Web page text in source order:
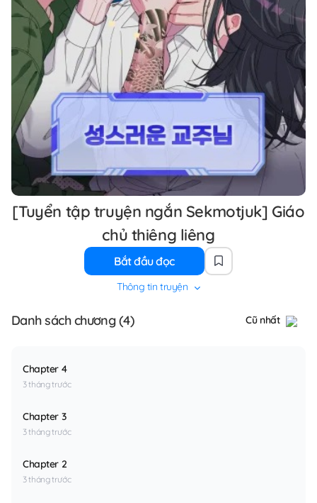
[Tuyển tập truyện ngắn Sekmotjuk] Giáo
chủ thiêng liêng
Bắt đầu đọc
Thông tin truyện
Danh sách chương (4) Cũ nhất
Chapter 4
3 tháng trước
Chapter 3
3 tháng trước
Chapter 2
3 tháng trước